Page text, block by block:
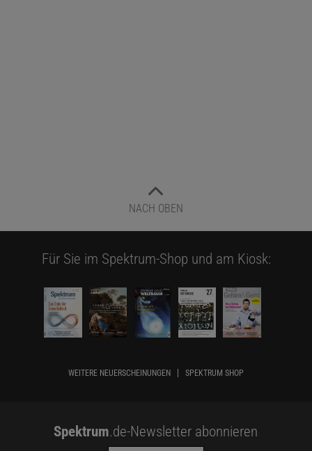
NACH OBEN
Für Sie im Spektrum-Shop und am Kiosk:
WEITERE NEUERSCHEINUNGEN SPEKTRUM SHOP
Spektrum.de-Newsletter abonnieren